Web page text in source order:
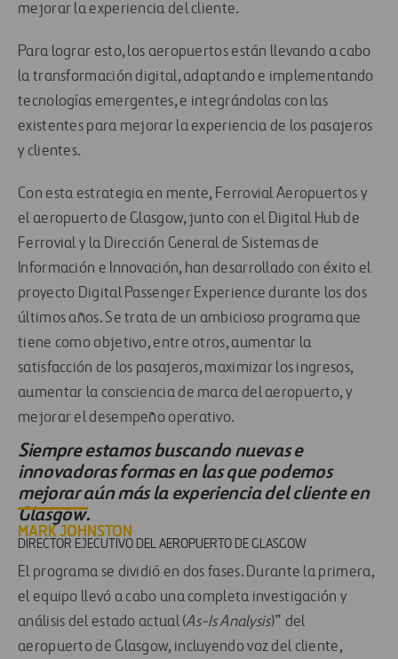
mejorar la experiencia del cliente.
Para lograr esto, los aeropuertos están llevando a cabo
la transformación digital, adaptando e implementando
tecnologías emergentes, e integrándolas con las
existentes para mejorar la experiencia de los pasajeros
y clientes.
Con esta estrategia en mente, Ferrovial Aeropuertos y
el aeropuerto de Glasgow, junto con el Digital Hub de
Ferrovial y la Dirección General de Sistemas de
Información e Innovación, han desarrollado con éxito el
proyecto Digital Passenger Experience durante los dos
últimos años. Se trata de un ambicioso programa que
tiene como objetivo, entre otros, aumentar la
satisfacción de los pasajeros, maximizar los ingresos,
aumentar la consciencia de marca del aeropuerto, y
mejorar el desempeño operativo.
Siempre estamos buscando nuevas e
innovadoras formas en las que podemos
mejorar aún más la experiencia del cliente en
Glasgow.
MARK JOHNSTON
DIRECTOR EJECUTIVO DEL AEROPUERTO DE GLASGOW
El programa se dividió en dos fases. Durante la primera,
el equipo llevó a cabo una completa investigación y
análisis del estado actual (As-Is Analysis)” del
aeropuerto de Glasgow, incluyendo voz del cliente,